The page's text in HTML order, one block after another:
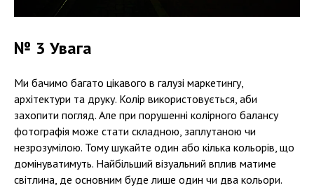
№ 3 Увага
Ми бачимо багато цікавого в галузі маркетингу,
архітектури та друку. Колір використовується, аби
захопити погляд. Але при порушенні колірного балансу
фотографія може стати складною, заплутаною чи
незрозумілою. Тому шукайте один або кілька кольорів, що
домінуватимуть. Найбільший візуальний вплив матиме
світлина, де основним буде лише один чи два кольори.